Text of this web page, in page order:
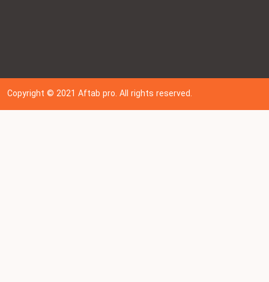
Copyright © 202 1Aftab pro. All rights reserved.